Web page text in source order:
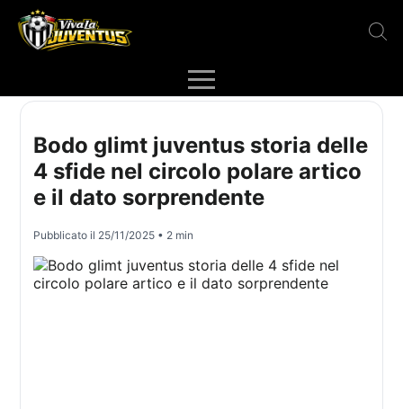
Bodo glimt juventus storia delle
4 sfide nel circolo polare artico
e il dato sorprendente
Pubblicato il 25/11/2025 • 2 min